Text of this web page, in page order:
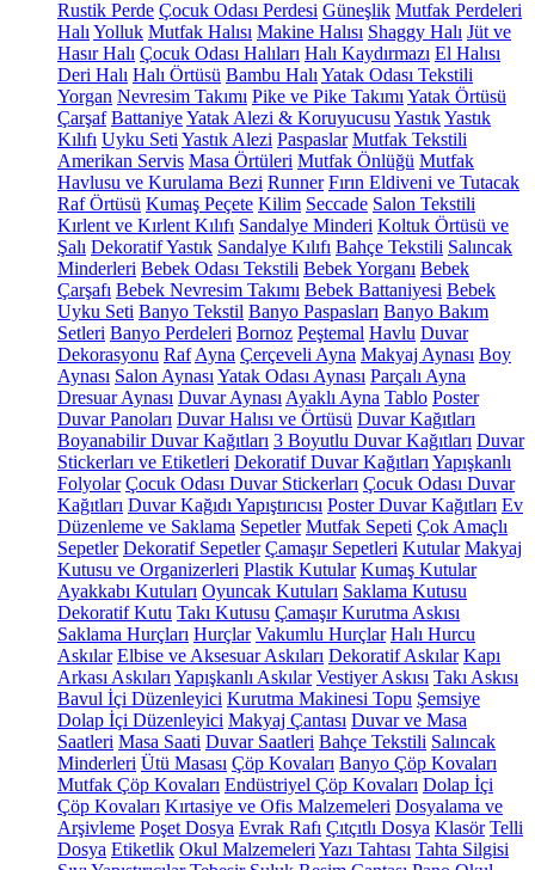
Rustik Perde Çocuk Odası Perdesi Güneşlik Mutfak Perdeleri
Halı Yolluk Mutfak Halısı Makine Halısı Shaggy Halı Jüt ve
Hasır Halı Çocuk Odası Halıları Halı Kaydırmazı El Halısı
Deri Halı Halı Örtüsü Bambu Halı Yatak Odası Tekstili
Yorgan Nevresim Takımı Pike ve Pike Takımı Yatak Örtüsü
Çarşaf BattaniyeYatak Alezi & Koruyucusu YastıkYastık
Kılıfı Uyku Seti Yastık Alezi Paspaslar Mutfak Tekstili
Amerikan Servis Masa Örtüleri Mutfak Önlüğü Mutfak
Havlusu ve Kurulama Bezi Runner Fırın Eldiveni ve Tutacak
Raf Örtüsü Kumaş Peçete Kilim Seccade Salon Tekstili
Kırlent ve Kırlent Kılıfı Sandalye Minderi Koltuk Örtüsü ve
Şalı Dekoratif Yastık Sandalye Kılıfı Bahçe Tekstili Salıncak
Minderleri Bebek Odası Tekstili Bebek Yorganı Bebek
Çarşafı Bebek Nevresim Takımı Bebek Battaniyesi Bebek
Uyku Seti Banyo Tekstil Banyo Paspasları Banyo Bakım
Setleri Banyo Perdeleri Bornoz Peştemal Havlu Duvar
Dekorasyonu Raf Ayna Çerçeveli Ayna Makyaj Aynası Boy
Aynası Salon Aynası Yatak Odası Aynası Parçalı Ayna
Dresuar Aynası Duvar Aynası Ayaklı Ayna Tablo Poster
Duvar Panoları Duvar Halısı ve Örtüsü Duvar Kağıtları
Boyanabilir Duvar Kağıtları 3 Boyutlu Duvar Kağıtları Duvar
Stickerları ve Etiketleri Dekoratif Duvar Kağıtları Yapışkanlı
Folyolar Çocuk Odası Duvar Stickerları Çocuk Odası Duvar
Kağıtları Duvar Kağıdı Yapıştırıcısı Poster Duvar Kağıtları Ev
Düzenleme ve Saklama Sepetler Mutfak Sepeti Çok Amaçlı
Sepetler Dekoratif Sepetler Çamaşır Sepetleri Kutular Makyaj
Kutusu ve Organizerleri Plastik Kutular Kumaş Kutular
Ayakkabı Kutuları Oyuncak Kutuları Saklama Kutusu
Dekoratif Kutu Takı Kutusu Çamaşır Kurutma Askısı
Saklama Hurçları Hurçlar Vakumlu Hurçlar Halı Hurcu
Askılar Elbise ve Aksesuar Askıları Dekoratif Askılar Kapı
Arkası Askıları Yapışkanlı Askılar Vestiyer Askısı Takı Askısı
Bavul İçi Düzenleyici Kurutma Makinesi Topu Şemsiye
Dolap İçi Düzenleyici Makyaj Çantası Duvar ve Masa
Saatleri Masa Saati Duvar Saatleri Bahçe Tekstili Salıncak
Minderleri Ütü Masası Çöp Kovaları Banyo Çöp Kovaları
Mutfak Çöp Kovaları Endüstriyel Çöp Kovaları Dolap İçi
Çöp Kovaları Kırtasiye ve Ofis Malzemeleri Dosyalama ve
Arşivleme Poşet Dosya Evrak Rafı Çıtçıtlı Dosya Klasör Telli
Dosya Etiketlik Okul Malzemeleri Yazı Tahtası Tahta Silgisi